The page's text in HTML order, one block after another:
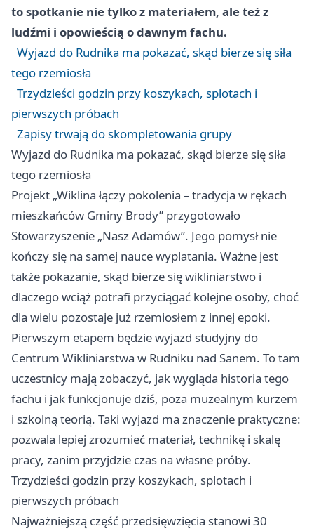
to spotkanie nie tylko z materiałem, ale też z
ludźmi i opowieścią o dawnym fachu.
Wyjazd do Rudnika ma pokazać, skąd bierze się siła
tego rzemiosła
Trzydzieści godzin przy koszykach, splotach i
pierwszych próbach
Zapisy trwają do skompletowania grupy
Wyjazd do Rudnika ma pokazać, skąd bierze się siła
tego rzemiosła
Projekt „Wiklina łączy pokolenia – tradycja w rękach
mieszkańców Gminy Brody” przygotowało
Stowarzyszenie „Nasz Adamów”. Jego pomysł nie
kończy się na samej nauce wyplatania. Ważne jest
także pokazanie, skąd bierze się wikliniarstwo i
dlaczego wciąż potrafi przyciągać kolejne osoby, choć
dla wielu pozostaje już rzemiosłem z innej epoki.
Pierwszym etapem będzie wyjazd studyjny do
Centrum Wikliniarstwa w Rudniku nad Sanem. To tam
uczestnicy mają zobaczyć, jak wygląda historia tego
fachu i jak funkcjonuje dziś, poza muzealnym kurzem
i szkolną teorią. Taki wyjazd ma znaczenie praktyczne:
pozwala lepiej zrozumieć materiał, technikę i skalę
pracy, zanim przyjdzie czas na własne próby.
Trzydzieści godzin przy koszykach, splotach i
pierwszych próbach
Najważniejszą część przedsięwzięcia stanowi 30